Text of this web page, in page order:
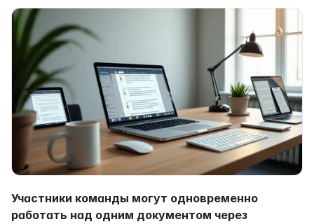
Участники команды могут одновременно
работать над одним документом через